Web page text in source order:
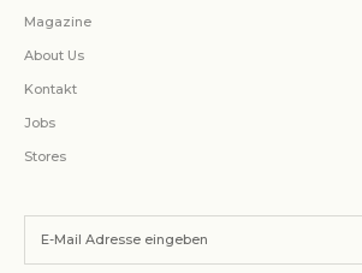
Magazine
About Us
Kontakt
Jobs
Stores